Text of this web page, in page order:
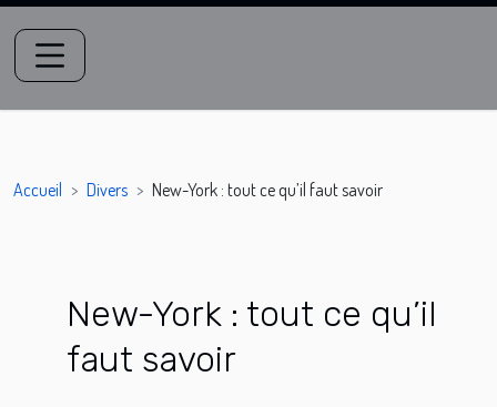
Accueil Divers New-York : tout ce qu’il faut savoir
New-York : tout ce qu’il
faut savoir